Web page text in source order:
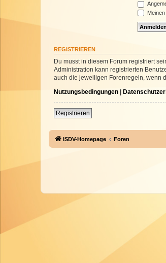
REGISTRIEREN
Du musst in diesem Forum registriert
Administration kann registrierten
auch die jeweiligen Forenregeln, wenn
Nutzungsbedingungen |
Registrieren
ISDV-Homepage Foren